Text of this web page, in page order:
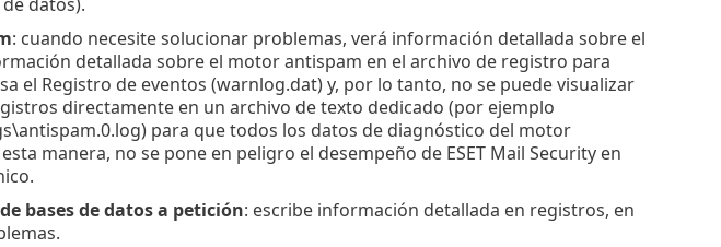
: cuando necesite solucionar problemas, verá información detallada sobre el
detallada sobre el motor antispam en el archivo de registro para
el Registro de eventos (warnlog.dat) y, por lo tanto, no se puede visualizar
directamente en un archivo de texto dedicado (por ejemplo
para que todos los datos de diagnóstico del motor
manera, no se pone en peligro el desempeño de ESET Mail Security en
bases de datos a petición: escribe información detallada en registros, en